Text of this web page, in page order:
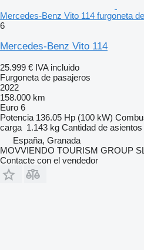
Mercedes-Benz Vito 114 furgoneta
6
Mercedes-Benz Vito 114
25.999 € IVA incluido
Furgoneta de pasajeros
2022
158.000 km
Euro 6
Potencia 136.05 Hp (100 kW)
carga 1.143 kg Cantidad de asientos
España, Granada
MOVVIENDO TOURISM GROUP
Contacte con el vendedor